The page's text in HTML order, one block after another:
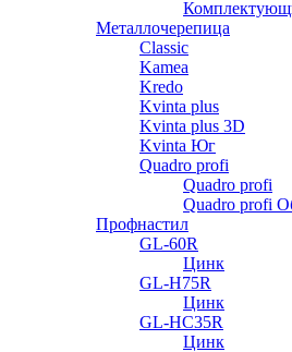
Металлочерепица
Classic
Kamea
Kredo
Kvinta plus
Kvinta plus 3D
Kvinta Юг
Quadro profi
Quadro profi
Quadro profi
Профнастил
GL-60R
Цинк
GL-H75R
Цинк
GL-HC35R
Цинк